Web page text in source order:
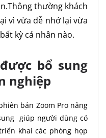
thường khách
vì vừa dễ nhớ lại vừa
kỳ cá nhân nào.
bổ sung
nghiệp
bản Zoom Pro nâng
giúp người dùng có
khai các phòng họp